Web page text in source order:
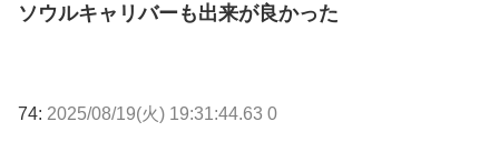
ソウルキャリバーも出来が良かった
74: 2025/08/19(火) 19:31:44.63 0